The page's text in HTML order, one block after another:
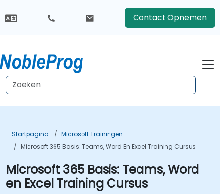
Contact Opnemen
Startpagina
Microsoft Trainingen
Microsoft 365 Basis: Teams, Word En Excel Training Cursus
Microsoft 365 Basis: Teams, Word
en Excel Training Cursus